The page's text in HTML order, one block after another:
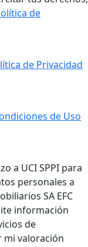
de
de Privacidad
de Uso
a UCI SPPI para
personales a
SA EFC
información
de
mi valoración